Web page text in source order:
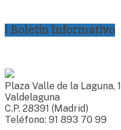
ℹ Boletín Informativo
Plaza Valle de la Laguna, 1
Valdelaguna
C.P. 28391 (Madrid)
Teléfono: 91 893 70 99